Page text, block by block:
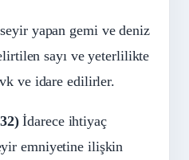
yapan gemi ve deniz
sayı ve yeterlilikte
ve idare edilirler.
İdarece ihtiyaç
emniyetine ilişkin